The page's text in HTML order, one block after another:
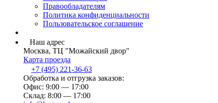
Правообладателям
Политика конфиденциальности
Пользовательское соглашение
Наш адрес
Москва, ТЦ "Можайский двор"
Карта проезда
+7 (495) 221-36-63
Обработка и отгрузка заказов:
Офис: 9:00 — 17:00
Склад: 8:00 — 17:00